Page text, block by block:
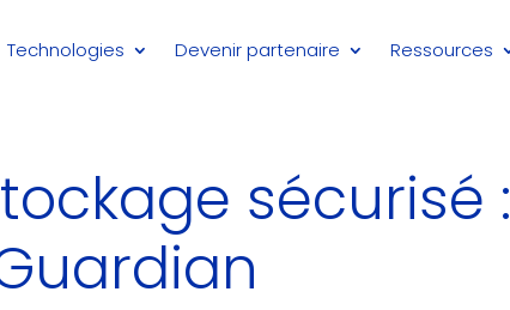
Technologies Devenir partenaire Ressources
sécurisé :